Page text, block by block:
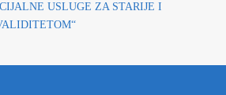
USLUGE ZA STARIJE I